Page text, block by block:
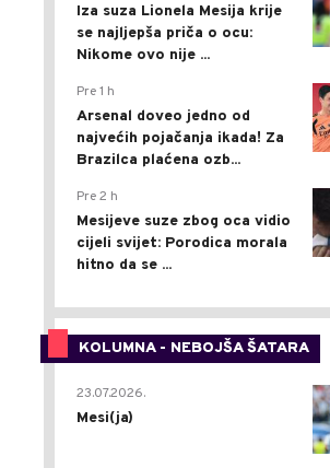
Iza suza Lionela Mesija krije
se najljepša priča o ocu:
Nikome ovo nije ...
Pre 1 h
Arsenal doveo jedno od
najvećih pojačanja ikada! Za
Brazilca plaćena ozb...
Pre 2 h
Mesijeve suze zbog oca vidio
cijeli svijet: Porodica morala
hitno da se ...
KOLUMNA - NEBOJŠA ŠATARA
23.07.2026.
Mesi(ja)